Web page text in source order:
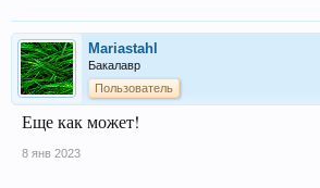
Mariastahl
Бакалавр
Пользователь
Еще как может!
8 янв 2023